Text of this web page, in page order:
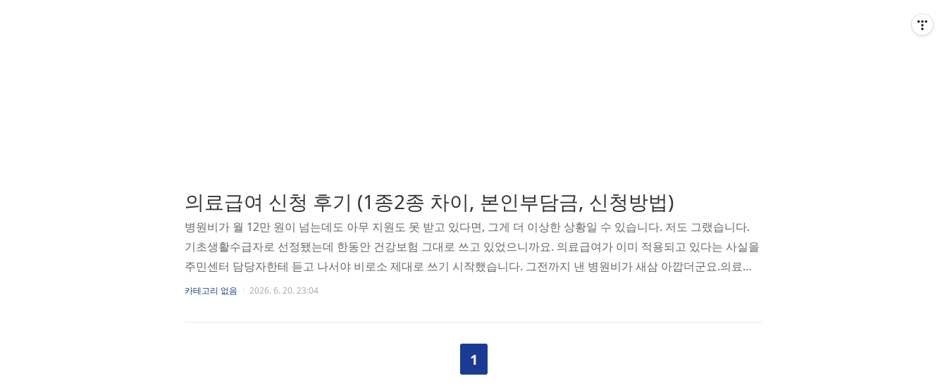
의료급여 신청 후기 (1종2종 차이, 본인부담금, 신청방법)
병원비가 월 12만 원이 넘는데도 아무 지원도 못 받고 있다면, 그게 더 이상한 상황일 수 있습니다. 저도 그랬습니다.
기초생활수급자로 선정됐는데 한동안 건강보험 그대로 쓰고 있었으니까요. 의료급여가 이미 적용되고 있다는 사실을
주민센터 담당자한테 듣고 나서야 비로소 제대로 쓰기 시작했습니다. 그전까지 낸 병원비가 새삼 아깝더군요.의료급
여 1종과 2종, 뭐가 다를까의료급여는 저소득 가구의 의료비 부담을 줄여주기 위해 국가가 운영하는 공적 의료보장제
카테고리 없음 2026. 6. 20. 23:04
1